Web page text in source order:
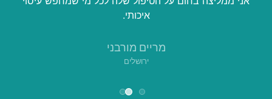
מריים מורבני
ירושלים
איכותי.